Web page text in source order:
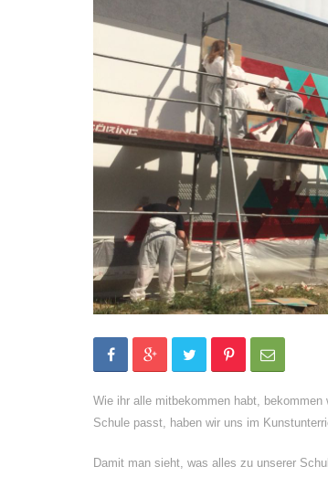
Wie ihr alle mitbekommen habt,
Schule passt, haben wir uns im
Damit man sieht, was alles zu unserer